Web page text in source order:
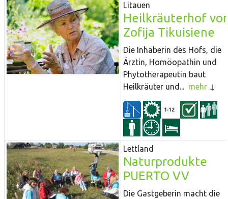
Litauen
Heilkräuterhof
Zofija Tikuisiene
Die Inhaberin des Hofs, die
Ärztin, Homöopathin und
Phytotherapeutin baut
Heilkräuter und... mehr
1-12
Lettland
Naturprodukte
PUERTO VV
Die Gastgeberin macht die